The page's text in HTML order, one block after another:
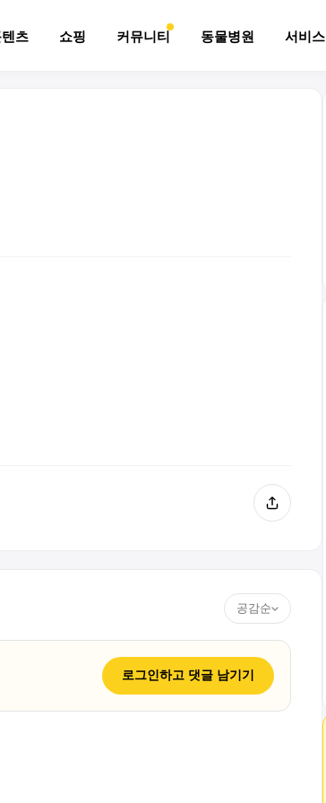
츠 쇼핑 커뮤니티 동물병원 서비스
공감순
로그인하고 댓글 남기기